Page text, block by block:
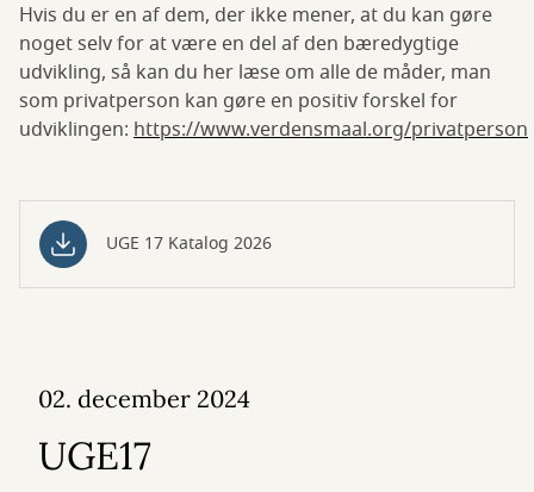
Hvis du er en af dem, der ikke mener, at du kan gøre
noget selv for at være en del af den bæredygtige
udvikling, så kan du her læse om alle de måder, man
som privatperson kan gøre en positiv forskel for
udviklingen: https://www.verdensmaal.org/privatperson
UGE 17 Katalog 2026
02. december 2024
UGE17